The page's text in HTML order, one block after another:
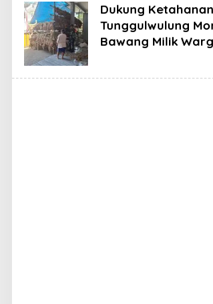
Dukung
Tunggulwulung
Bawang Milik